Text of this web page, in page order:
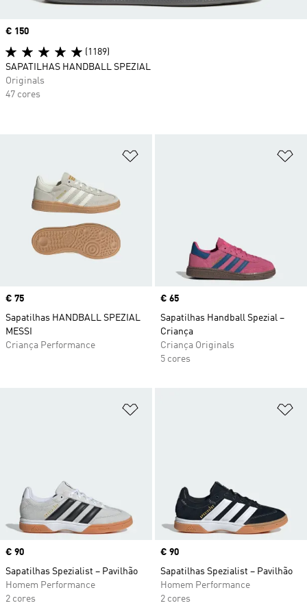
Price
€ 75
Sapatilhas HANDBALL SPEZIAL
MESSI
Criança Performance
Price
€ 65
Sapatilhas Handball Spezial –
Criança
Criança Originals
5 cores
Price
€ 90
Sapatilhas Spezialist – Pavilhão
Homem Performance
2 cores
Price
€ 90
Sapatilhas Spezialist – Pavilhão
Homem Performance
2 cores
Price
€ 150
(1189)
SAPATILHAS HANDBALL SPEZIAL
Originals
47 cores